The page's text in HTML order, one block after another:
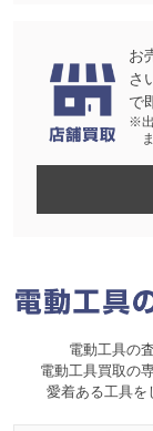
お
さ
で
※
電動工具の
電動工具買取の
愛着ある工具を